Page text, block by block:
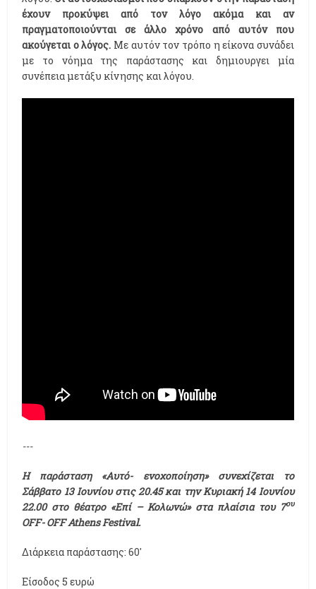
έχουν προκύψει από τον λόγο ακόμα και αν
πραγματοποιούνται σε άλλο χρόνο από αυτόν που
ακούγεται ο λόγος. Με αυτόν τον τρόπο η είκονα συνάδει
με το νόημα της παράστασης και δημιουργει μία
συνέπεια μετάξυ κίνησης και λόγου.
---
Η παράσταση «Αυτό- ενοχοποίηση» συνεχίζεται το
Σάββατο 13 Ιουνίου στις 20.45 και την Κυριακή 14 Ιουνίου
22.00 στο θέατρο «Επί – Κολωνώ» στα πλαίσια του 7ου
OFF- OFF Athens Festival.
Διάρκεια παράστασης: 60'
Είσοδος 5 ευρώ